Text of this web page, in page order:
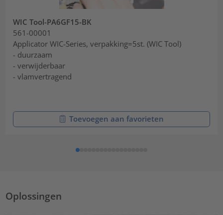
WIC Tool-PA6GF15-BK
561-00001
Applicator WIC-Series, verpakking=5st. (WIC Tool)
- duurzaam
- verwijderbaar
- vlamvertragend
Toevoegen aan favorieten
Oplossingen